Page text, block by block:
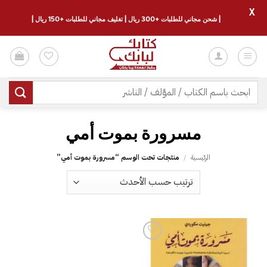
للمحتوى
البحث
عن:
الرئيسية / منتجات تحت الوسم “‎مسرورة بموت أمي‎”
| شحن مجاني للطلبات +300 ريال | تغليف مجاني للطلبات +150 ريال |
X